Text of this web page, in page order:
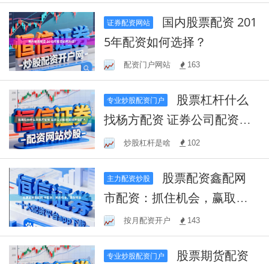
证券配资网站
5年配资如何选择？
配资门户网站 163
专业炒股配资门户
找杨方配资 证券公司配资规
模持续扩大
炒股杠杆是啥 102
主力配资炒股
市配资：抓住机会，赢取财
富
按月配资开户 143
专业炒股配资门户